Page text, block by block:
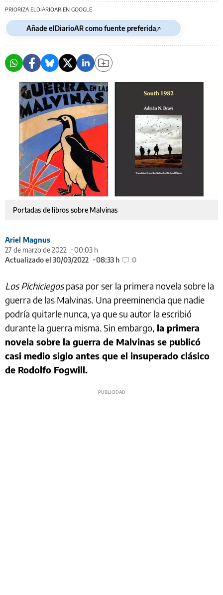
PRIORIZA ELDIARIOAR EN GOOGLE
Añade elDiarioAR como fuente preferida
Portadas de libros sobre Malvinas
Ariel Magnus
27 de marzo de 2022
00:03 h
Actualizado el 30/03/2022
08:33 h 0
Los Pichiciegospasa por ser la primera novela sobre la
guerra de las Malvinas. Una preeminencia que nadie
podría quitarle nunca, ya que su autor la escribió
durante la guerra misma. Sin embargo, la primera
novela sobre la guerra de Malvinas se publicó
casi medio siglo antes que el insuperado clásico
de Rodolfo Fogwill.